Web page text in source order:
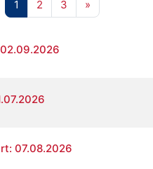
1 Seite 1
2Seite 2
3Seite 3
»Nächste Seite
07.08.2026